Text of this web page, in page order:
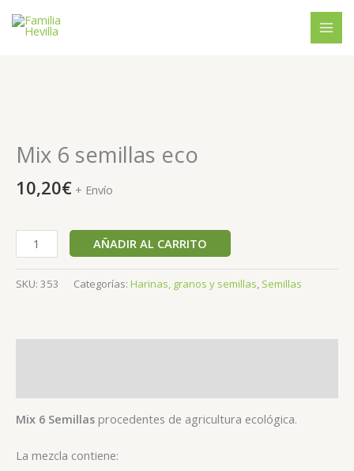
Mix 6 semillas eco
10,20€ + Envío
semillas
eco
cantidad
AÑADIR AL CARRITO
SKU: 353 Categorías: Harinas, granos y semillas, Semillas
Mix 6 Semillas procedentes de agricultura ecológica.
La mezcla contiene: